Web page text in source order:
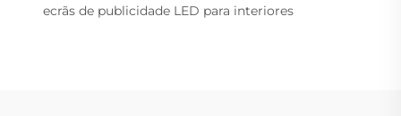
ecrãs de publicidade LED para interiores